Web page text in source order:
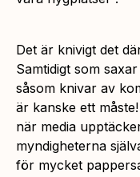
Det är knivigt det
Samtidigt som
såsom knivar av
är kanske ett
när media
myndigheterna
för mycket